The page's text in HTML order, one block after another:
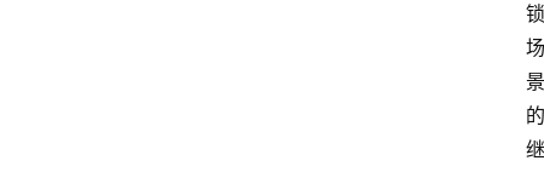
锁
场
景
的
继